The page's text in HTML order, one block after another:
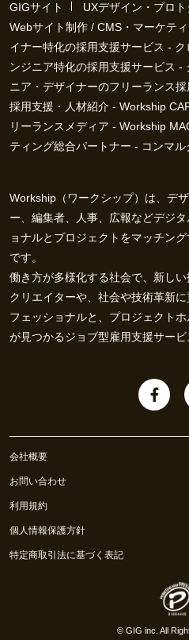
GIGサイト
UXデザイン・プロ
Webサイト制作 / CMS・マーケテ
イナー特化の採用支援サービス -
ンジニア特化の採用支援サービス -
ニア・デザイナーのフリーランス
採用支援・人材紹介 - Workship
リーランスメディア - Workship
ティング総合パートナー - コンマル
Workship（ワークシップ）は、デ
ー、編集者、人事、広報などデジ
ョナルとプロジェクトをマッチン
です。
働き方が多様化する社会で、新し
クリエイターや、社会や技術革新
フェッショナルと、プロジェクト
が見つかるジョブ型雇用支援サービ
会社概要
お問い合わせ
利用規約
個人情報保護方針
特定商取引法に基づく表記
© GIG inc. All